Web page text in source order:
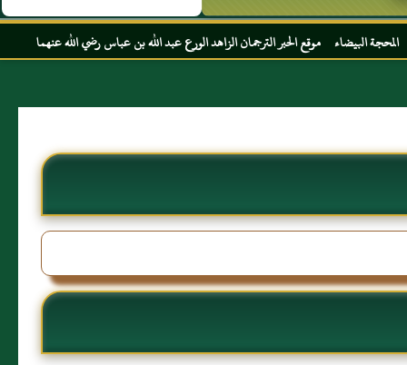
الحبر الترجمان الزاهد الورع عبد الله بن عباس رضي الله عنهما